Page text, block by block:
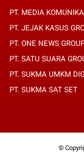
PT. MEDIA
PT. JEJAK KASUS
PT. ONE NEWS
PT. SATU SUARA
PT. SUKMA UMKM
PT. SUKMA SAT SET
©